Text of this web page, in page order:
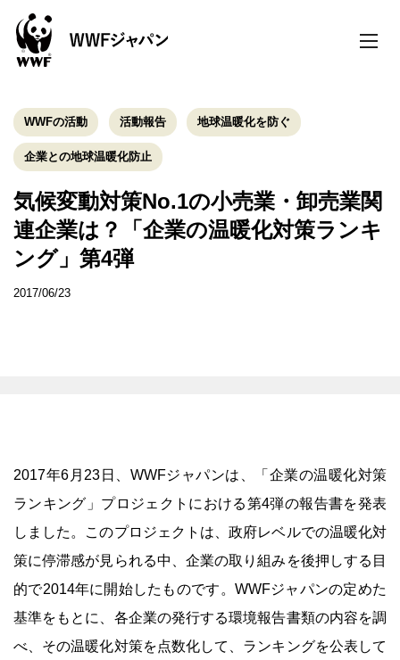
toggle
WWFの活動 活動報告 地球温暖化を防ぐ
企業との地球温暖化防止
気候変動対策No.1の小売業・卸売業関
連企業は？「企業の温暖化対策ランキ
ング」第4弾
2017/06/23
2017年6月23日、WWFジャパンは、「企業の温暖化対策
ランキング」プロジェクトにおける第4弾の報告書を発表
しました。このプロジェクトは、政府レベルでの温暖化対
策に停滞感が見られる中、企業の取り組みを後押しする目
的で2014年に開始したものです。WWFジャパンの定めた
基準をもとに、各企業の発行する環境報告書類の内容を調
べ、その温暖化対策を点数化して、ランキングを公表して